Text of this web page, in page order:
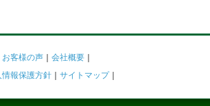
お客様の声 会社概要
情報保護方針 サイトマップ｜